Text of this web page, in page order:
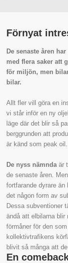
Förnyat
De senaste åren
med flera saker att
för miljön, men
bilar.
Allt fler vill göra en
vi står inför en ny
läge där det blir så
berggrunden att
är känd som peak oil.
De nyss nämnda är
de senaste åren.
fortfarande dyrare
det någon form av
Dessa subventioner
ändå att elbilarna
förmåner för den
kollektivtrafikens
blivit så många att
En